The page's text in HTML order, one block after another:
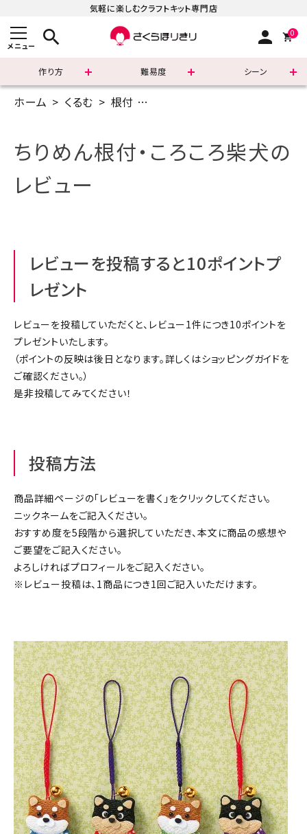
気軽に楽しむクラフトキット専門店
メニュー search person 0
作り方 難易度 シーン
まずはこちら
よくあるご質問
診断チャート
レビューを見る
コーポレートサイト
介護施設関係の方へ
最新のチラシはこちら
お問い合わせ
ACCOUNT MENU
ようこそ ゲスト 様
meeting_room ログイン person 会員登録
ホーム くるむ 根付
ちりめん根付・ころころ柴犬の
レビュー
レビューを投稿すると10ポイントプ
レゼント
レビューを投稿していただくと、レビュー1件につき10ポイントを
プレゼントいたします。
（ポイントの反映は後日となります。詳しくはショッピングガイドを
ご確認ください。）
是非投稿してみてください！
投稿方法
商品詳細ページの「レビューを書く」をクリックしてください。
ニックネームをご記入ください。
おすすめ度を5段階から選択していただき、本文に商品の感想や
ご要望をご記入ください。
よろしければプロフィールをご記入ください。
※レビュー投稿は、1商品につき1回ご記入いただけます。